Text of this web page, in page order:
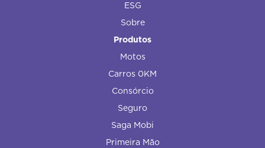
ESG
Sobre
Produtos
Motos
Carros 0KM
Consórcio
Seguro
Saga Mobi
Primeira Mão